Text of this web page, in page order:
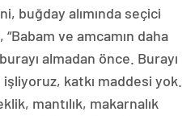
buğday alımında seçici
ve amcamın daha
almadan önce. Burayı
işliyoruz, katkı maddesi yok.
mantılık, makarnalık